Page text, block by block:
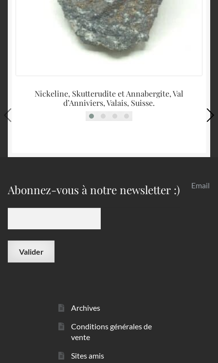
Nickeline, Skutterudite et Annabergite, Val
d’Anniviers, Valais, Suisse.
Abonnez-vous à notre newsletter :) Email
Archives
Conditions générales de
vente
Sites amis